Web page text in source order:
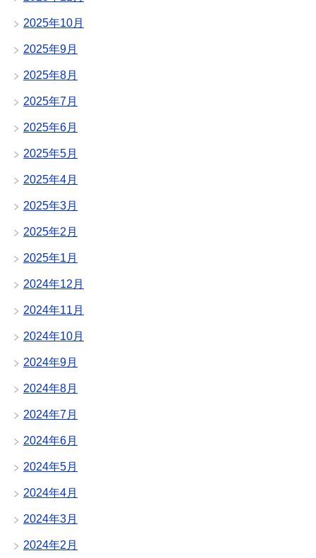
2025年10月
2025年9月
2025年8月
2025年7月
2025年6月
2025年5月
2025年4月
2025年3月
2025年2月
2025年1月
2024年12月
2024年11月
2024年10月
2024年9月
2024年8月
2024年7月
2024年6月
2024年5月
2024年4月
2024年3月
2024年2月